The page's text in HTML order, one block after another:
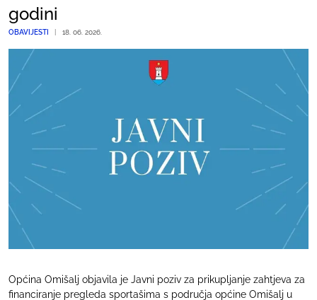
godini
OBAVIJESTI | 18. 06. 2026.
Općina Omišalj objavila je Javni poziv za prikupljanje zahtjeva za
financiranje pregleda sportašima s područja općine Omišalj u